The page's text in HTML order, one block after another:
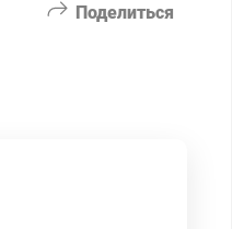
Поделиться